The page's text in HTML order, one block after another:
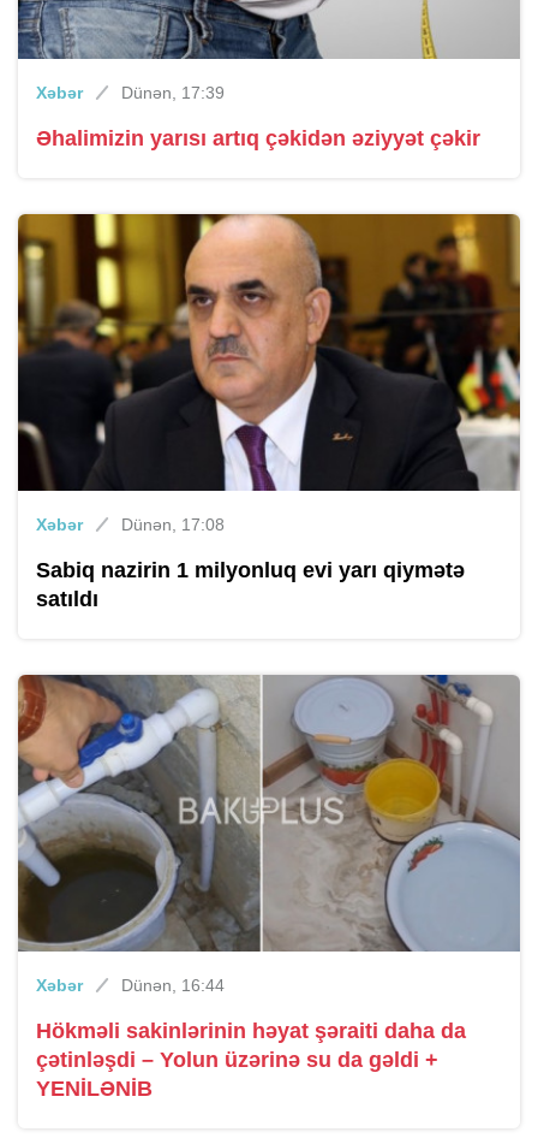
Xəbər Dünən, 17:39
Əhalimizin yarısı artıq çəkidən əziyyət çəkir
Xəbər Dünən, 17:08
Sabiq nazirin 1 milyonluq evi yarı qiymətə
satıldı
Xəbər Dünən, 16:44
Hökməli sakinlərinin həyat şəraiti daha da
çətinləşdi – Yolun üzərinə su da gəldi +
YENİLƏNİB